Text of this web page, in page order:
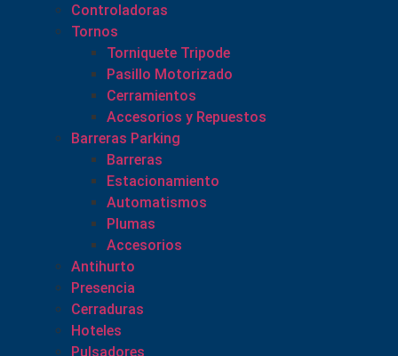
Controladoras
Tornos
Torniquete Tripode
Pasillo Motorizado
Cerramientos
Accesorios y Repuestos
Barreras Parking
Barreras
Estacionamiento
Automatismos
Plumas
Accesorios
Antihurto
Presencia
Cerraduras
Hoteles
Pulsadores